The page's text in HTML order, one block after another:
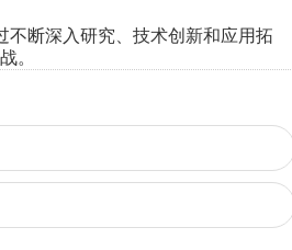
断深入研究、技术创新和应用拓
。